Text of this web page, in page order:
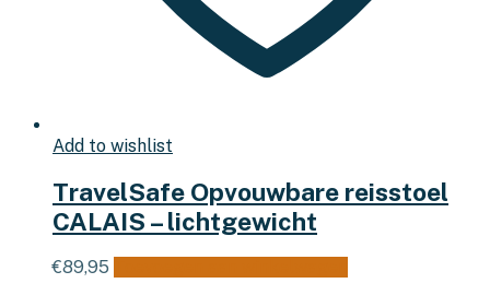
Add to wishlist
TravelSafe Opvouwbare reisstoel
CALAIS – lichtgewicht
€89,95